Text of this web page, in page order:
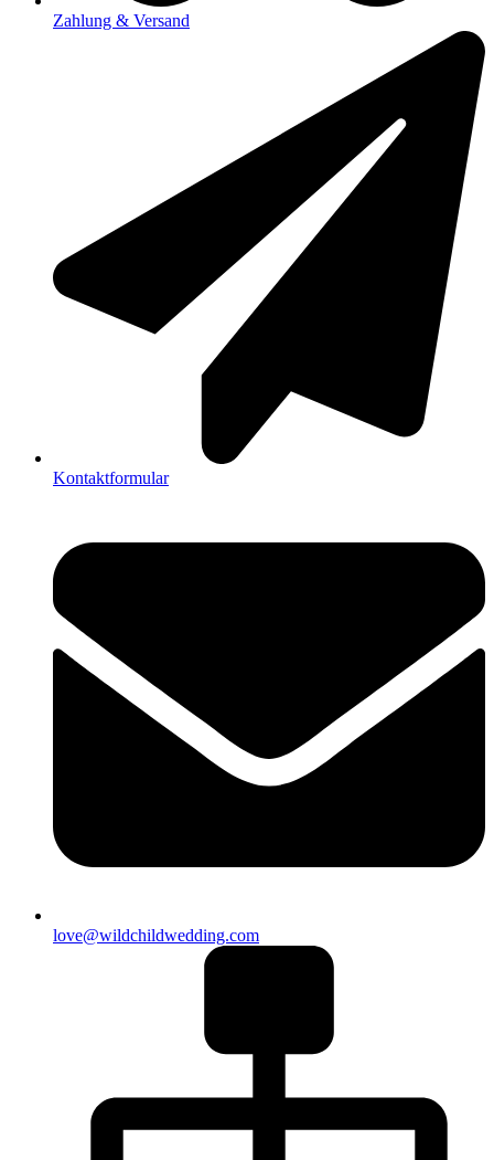
Zahlung & Versand
Kontaktformular
love@wildchildwedding.com